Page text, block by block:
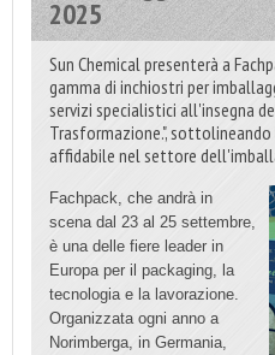
2025
Sun Chemical presenterà a
gamma di inchiostri per
servizi specialistici all'insegna
Trasformazione.",
affidabile nel settore
Fachpack, che andrà in
scena dal 23 al 25 settembre,
è una delle fiere leader in
Europa per il packaging, la
tecnologia e la lavorazione.
Organizzata ogni anno a
Norimberga, in Germania,